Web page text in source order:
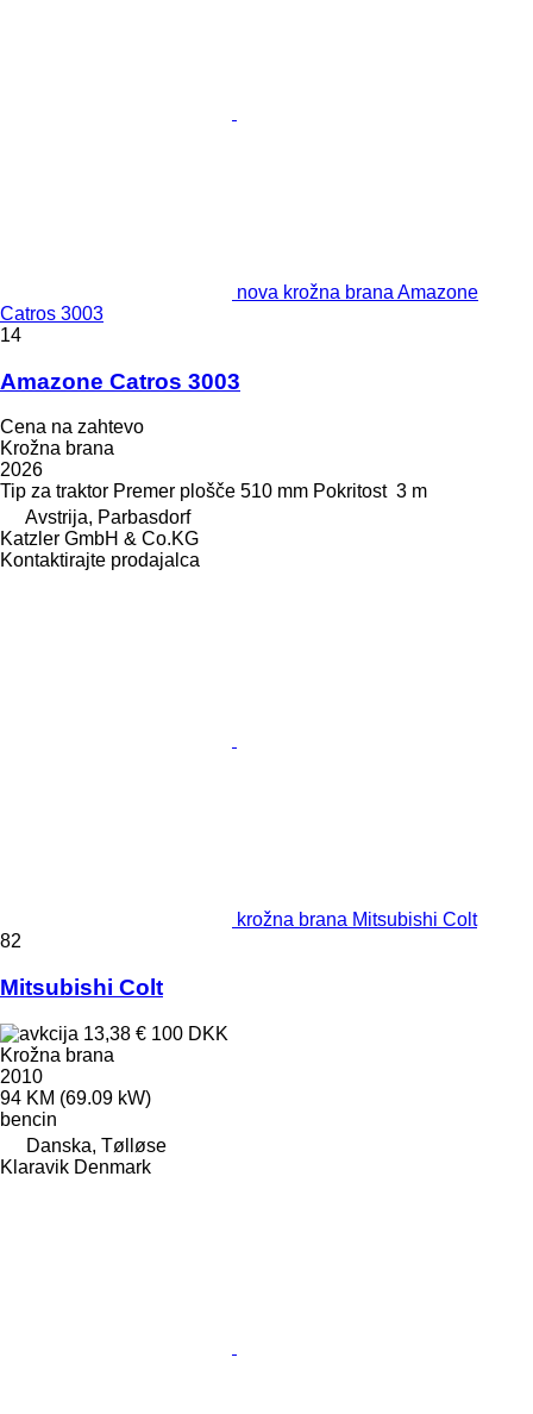
nova krožna brana Amazone
Catros 3003
14
Amazone Catros 3003
Cena na zahtevo
Krožna brana
2026
Tip za traktor Premer plošče 510 mm Pokritost 3 m
Avstrija, Parbasdorf
Katzler GmbH & Co.KG
Kontaktirajte prodajalca
krožna brana Mitsubishi Colt
82
Mitsubishi Colt
13,38 € 100 DKK
Krožna brana
2010
94 KM (69.09 kW)
bencin
Danska, Tølløse
Klaravik Denmark